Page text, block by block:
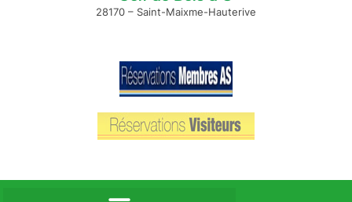
28170 – Saint-Maixme-Hauterive